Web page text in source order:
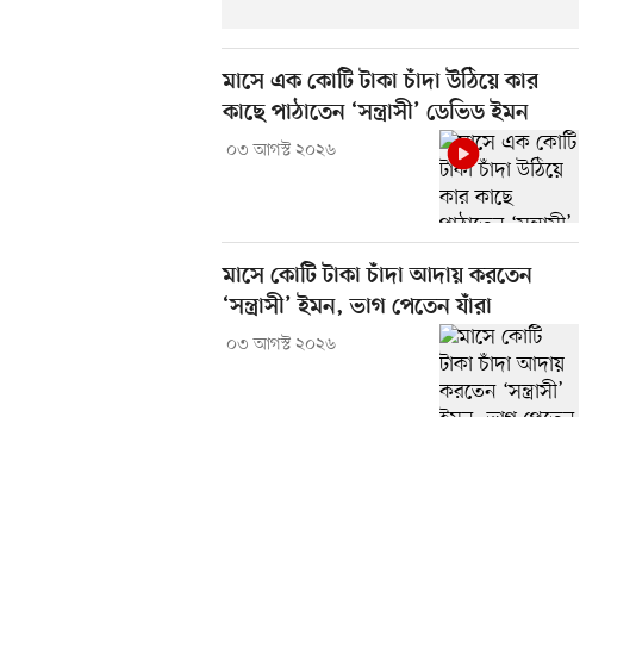
মাসে এক কোটি টাকা চাঁদা উঠিয়ে কার
কাছে পাঠাতেন ‘সন্ত্রাসী’ ডেভিড ইমন
০৩ আগস্ট ২০২৬
মাসে কোটি টাকা চাঁদা আদায় করতেন
‘সন্ত্রাসী’ ইমন, ভাগ পেতেন যাঁরা
০৩ আগস্ট ২০২৬